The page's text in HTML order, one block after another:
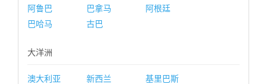
阿鲁巴
巴拿马
阿根廷
巴哈马
古巴
大洋洲
澳大利亚 新西兰
基里巴斯